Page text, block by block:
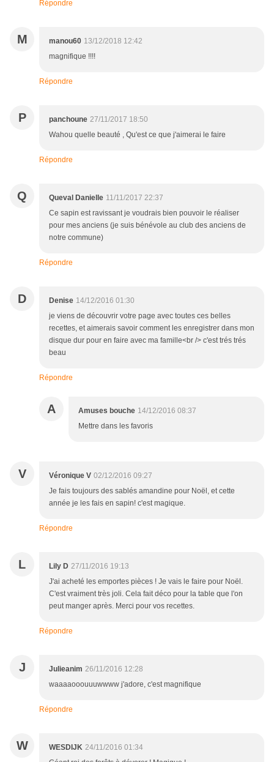
Répondre
M manou60 13/12/2018 12:42
magnifique !!!!
Répondre
P panchoune 27/11/2017 18:50
Wahou quelle beauté , Qu'est ce que j'aimerai le faire
Répondre
Q Queval Danielle 11/11/2017 22:37
Ce sapin est ravissant je voudrais bien pouvoir le réaliser
pour mes anciens (je suis bénévole au club des anciens de
notre commune)
Répondre
D Denise 14/12/2016 01:30
je viens de découvrir votre page avec toutes ces belles
recettes, et aimerais savoir comment les enregistrer dans mon
disque dur pour en faire avec ma famille<br /> c'est trés trés
beau
Répondre
A Amuses bouche 14/12/2016 08:37
Mettre dans les favoris
V Véronique V 02/12/2016 09:27
Je fais toujours des sablés amandine pour Noël, et cette
année je les fais en sapin! c'est magique.
Répondre
L Lily D 27/11/2016 19:13
J'ai acheté les emportes pièces ! Je vais le faire pour Noël.
C'est vraiment très joli. Cela fait déco pour la table que l'on
peut manger après. Merci pour vos recettes.
Répondre
J Julieanim 26/11/2016 12:28
waaaaooouuuwwww j'adore, c'est magnifique
Répondre
W WESDIJK 24/11/2016 01:34